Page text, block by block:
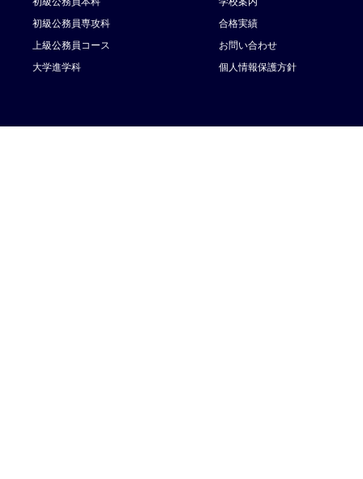
初級公務員専攻科
上級公務員コース
大学進学科
合格実績
お問い合わせ
個人情報保護方針